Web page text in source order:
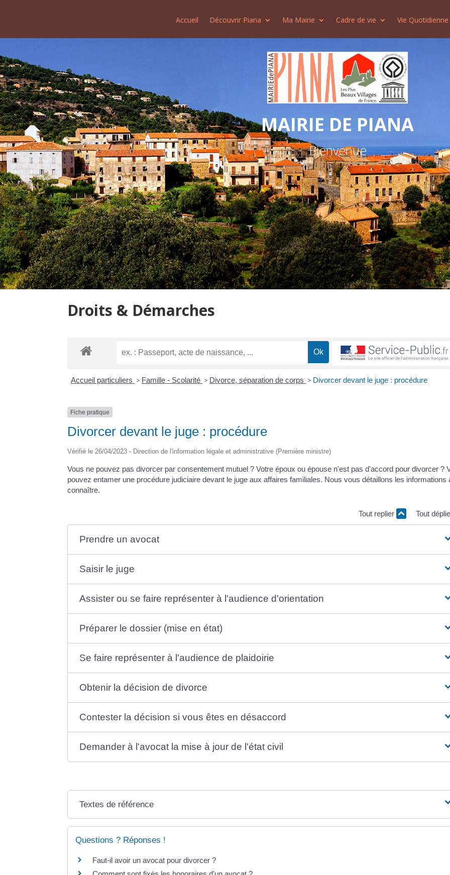
Accueil Découvrir Piana Ma Mairie Cadre de vie Vie Quotidienne
MAIRIE DE PIANA
Bienvenue
Droits & Démarches
Accueil particuliers > Famille - Scolarité > Divorce, séparation de corps > Divorcer devant le juge : procédure
Fiche pratique
Divorcer devant le juge : procédure
Vérifié le 26/04/2023 - Direction de l'information légale et administrative (Première ministre)
Vous ne pouvez pas divorcer par consentement mutuel ? Votre époux ou épouse n'est pas d'accord pour divorcer ?
pouvez entamer une procédure judiciaire devant le juge aux affaires familiales. Nous vous détaillons les informations
connaître.
Tout replier Tout
Prendre un avocat
Saisir le juge
Assister ou se faire représenter à l'audience d'orientation
Préparer le dossier (mise en état)
Se faire représenter à l'audience de plaidoirie
Obtenir la décision de divorce
Contester la décision si vous êtes en désaccord
Demander à l'avocat la mise à jour de l'état civil
Textes de référence
Questions ? Réponses !
Faut-il avoir un avocat pour divorcer ?